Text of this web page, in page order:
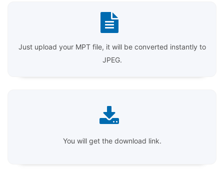
Just upload your MPT file, it will be converted instantly to
JPEG.
You will get the download link.